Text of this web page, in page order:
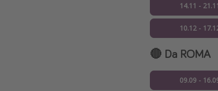
14.11 -
10.12 -
🔴 Da ROMA
09.09 -